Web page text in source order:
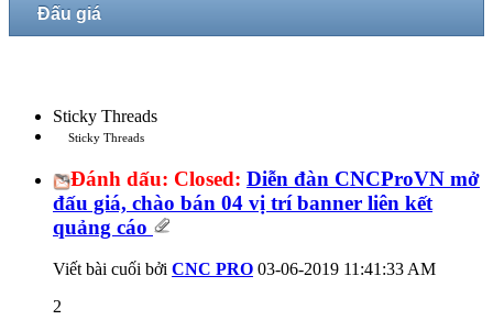
Đấu giá
Sticky Threads
Sticky Threads
Đánh dấu: Closed: Diễn đàn CNCProVN mở
đấu giá, chào bán 04 vị trí banner liên kết
quảng cáo
Viết bài cuối bởi CNC PRO 03-06-2019 11:41:33 AM
2